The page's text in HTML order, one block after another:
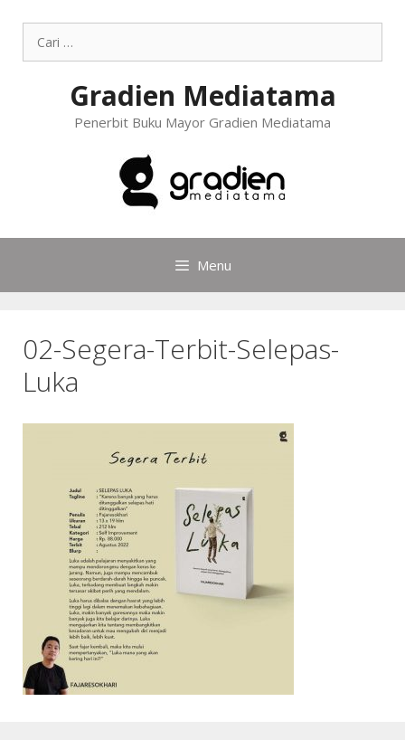
Gradien Mediatama
Penerbit Buku Mayor Gradien Mediatama
Menu
02-Segera-Terbit-Selepas-
Luka